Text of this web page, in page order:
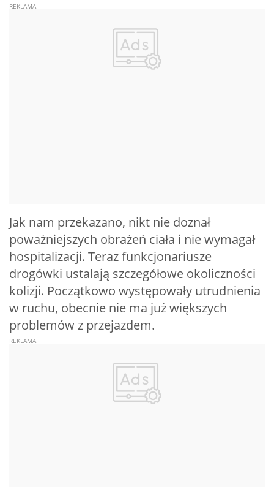
Jak nam przekazano, nikt nie doznał
poważniejszych obrażeń ciała i nie wymagał
hospitalizacji. Teraz funkcjonariusze
drogówki ustalają szczegółowe okoliczności
kolizji. Początkowo występowały utrudnienia
w ruchu, obecnie nie ma już większych
problemów z przejazdem.